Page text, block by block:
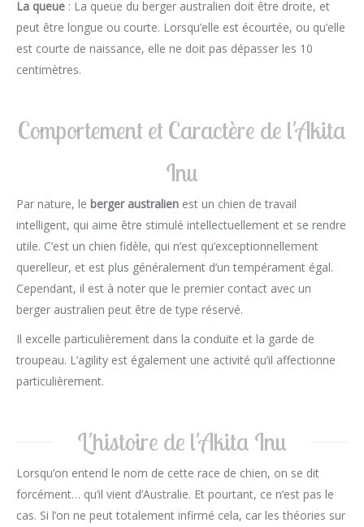
La queue : La queue du berger australien doit être droite, et
peut être longue ou courte. Lorsqu’elle est écourtée, ou qu’elle
est courte de naissance, elle ne doit pas dépasser les 10
centimètres.
Comportement et Caractère de l'Akita
Inu
Par nature, le berger australien est un chien de travail
intelligent, qui aime être stimulé intellectuellement et se rendre
utile. C’est un chien fidèle, qui n’est qu’exceptionnellement
querelleur, et est plus généralement d’un tempérament égal.
Cependant, il est à noter que le premier contact avec un
berger australien peut être de type réservé.
Il excelle particulièrement dans la conduite et la garde de
troupeau. L’agility est également une activité qu’il affectionne
particulièrement.
L'histoire de l'Akita Inu
Lorsqu’on entend le nom de cette race de chien, on se dit
forcément… qu’il vient d’Australie. Et pourtant, ce n’est pas le
cas. Si l’on ne peut totalement infirmé cela, car les théories sur